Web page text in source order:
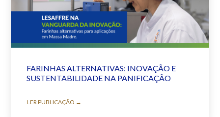
FARINHAS ALTERNATIVAS: INOVAÇÃO E
SUSTENTABILIDADE NA PANIFICAÇÃO
LER PUBLICAÇÃO →